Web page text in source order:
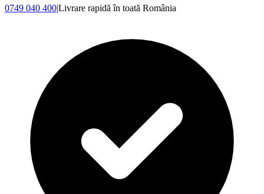
0749 040 400|Livrare rapidă în toată România